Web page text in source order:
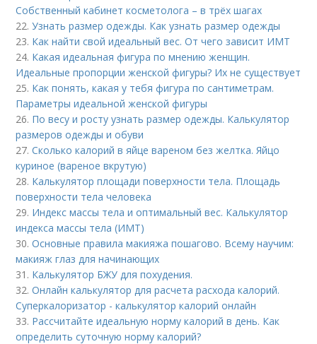
Собственный кабинет косметолога – в трёх шагах
22.Узнать размер одежды. Как узнать размер одежды
23. Как найти свой идеальный вес. От чего зависит ИМТ
24. Какая идеальная фигура по мнению женщин.
Идеальные пропорции женской фигуры? Их не существует
25. Как понять, какая у тебя фигура по сантиметрам.
Параметры идеальной женской фигуры
26. По весу и росту узнать размер одежды. Калькулятор
размеров одежды и обуви
27.Сколько калорий в яйце вареном без желтка. Яйцо
куриное (вареное вкрутую)
28. Калькулятор площади поверхности тела. Площадь
поверхности тела человека
29. Индекс массы тела и оптимальный вес. Калькулятор
индекса массы тела (ИМТ)
30.Основные правила макияжа пошагово. Всему научим:
макияж глаз для начинающих
31. Калькулятор БЖУ для похудения.
32.Онлайн калькулятор для расчета расхода калорий.
Суперкалоризатор - калькулятор калорий онлайн
33. Рассчитайте идеальную норму калорий в день. Как
определить суточную норму калорий?